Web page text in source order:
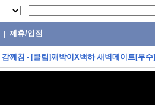
제휴/입점
감깨침 - [클립]깨박이X백하 새벽데이트[무수]